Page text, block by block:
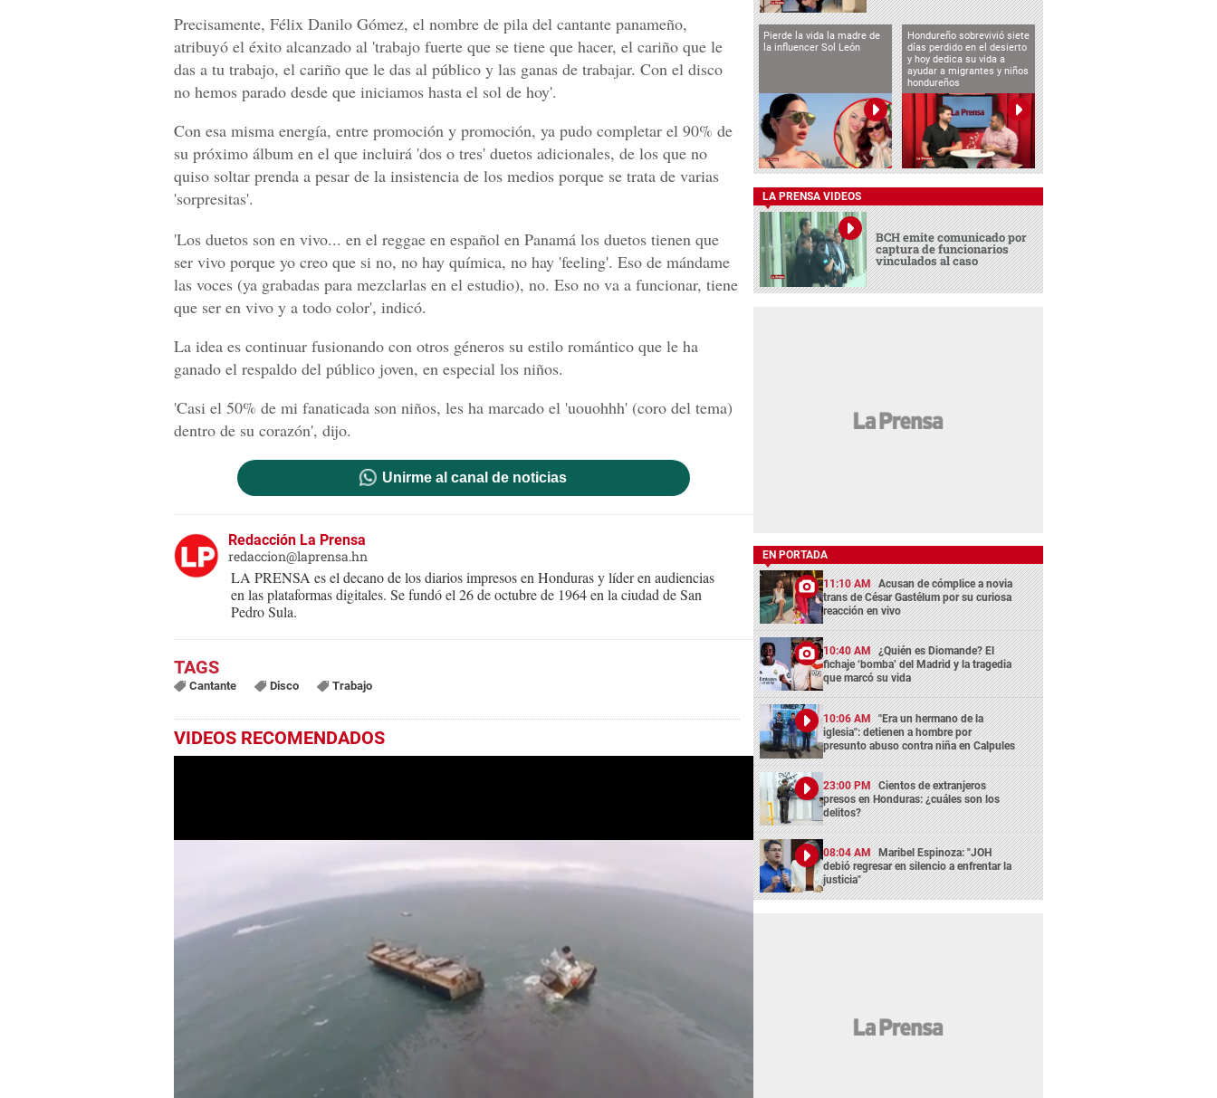
Precisamente, Félix Danilo Gómez, el nombre de pila del cantante panameño,
atribuyó el éxito alcanzado al 'trabajo fuerte que se tiene que hacer, el cariño que le
das a tu trabajo, el cariño que le das al público y las ganas de trabajar. Con el disco
no hemos parado desde que iniciamos hasta el sol de hoy'.
Con esa misma energía, entre promoción y promoción, ya pudo completar el 90% de
su próximo álbum en el que incluirá 'dos o tres' duetos adicionales, de los que no
quiso soltar prenda a pesar de la insistencia de los medios porque se trata de varias
'sorpresitas'.
'Los duetos son en vivo... en el reggae en español en Panamá los duetos tienen que
ser vivo porque yo creo que si no, no hay química, no hay 'feeling'. Eso de mándame
las voces (ya grabadas para mezclarlas en el estudio), no. Eso no va a funcionar, tiene
que ser en vivo y a todo color', indicó.
La idea es continuar fusionando con otros géneros su estilo romántico que le ha
ganado el respaldo del público joven, en especial los niños.
'Casi el 50% de mi fanaticada son niños, les ha marcado el 'uouohhh' (coro del tema)
dentro de su corazón', dijo.
Unirme al canal de noticias
Redacción La Prensa
redaccion@laprensa.hn
LA PRENSA es el decano de los diarios impresos en Honduras y líder en audiencias
en las plataformas digitales. Se fundó el 26 de octubre de 1964 en la ciudad de San
Pedro Sula.
Cantante Disco Trabajo
VIDEOS RECOMENDADOS
Pierde la vida la madre de
la influencer Sol León
Hondureño sobrevivió siete
días perdido en el desierto
y hoy dedica su vida a
ayudar a migrantes y niños
hondureños
LA PRENSA VIDEOS
BCH emite comunicado por
captura de funcionarios
vinculados al caso
EN PORTADA
11:10 AM Acusan de cómplice a novia
trans de César Gastélum por su curiosa
reacción en vivo
10:40 AM ¿Quién es Diomande? El
fichaje ‘bomba’ del Madrid y la tragedia
que marcó su vida
10:06 AM "Era un hermano de la
iglesia": detienen a hombre por
presunto abuso contra niña en Calpules
23:00 PM Cientos de extranjeros
presos en Honduras: ¿cuáles son los
delitos?
08:04 AM Maribel Espinoza: "JOH
debió regresar en silencio a enfrentar la
justicia"